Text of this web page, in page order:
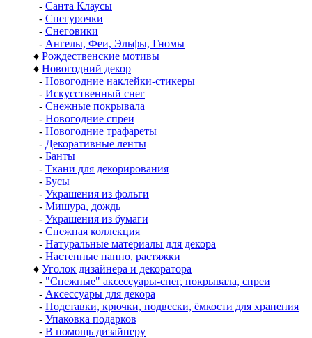
- Санта Клаусы
- Снегурочки
- Снеговики
- Ангелы, Феи, Эльфы, Гномы
♦ Рождественские мотивы
♦ Новогодний декор
- Новогодние наклейки-стикеры
- Искусственный снег
- Снежные покрывала
- Новогодние спреи
- Новогодние трафареты
- Декоративные ленты
- Банты
- Ткани для декорирования
- Бусы
- Украшения из фольги
- Мишура, дождь
- Украшения из бумаги
- Снежная коллекция
- Натуральные материалы для декора
- Настенные панно, растяжки
♦ Уголок дизайнера и декоратора
- "Снежные" аксессуары-снег, покрывала, спреи
- Аксессуары для декора
- Подставки, крючки, подвески, ёмкости для хранения
- Упаковка подарков
- В помощь дизайнеру